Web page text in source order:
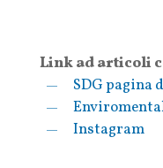
Link ad articoli
SDG pagina
Instagram